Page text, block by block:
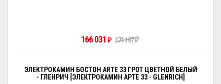
166 031 ₽ 171 167₽
ЭЛЕКТРОКАМИН БОСТОН ARTE 33 ГРОТ ЦВЕТНОЙ БЕЛЫЙ
- ГЛЕНРИЧ [ЭЛЕКТРОКАМИН АРТЕ 33 - GLENRICH]